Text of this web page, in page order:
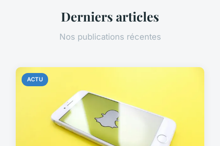
Derniers articles
Nos publications récentes
ACTU